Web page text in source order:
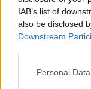
IAB’s list of
also be disclosed
Downstream
Personal
Afficher la